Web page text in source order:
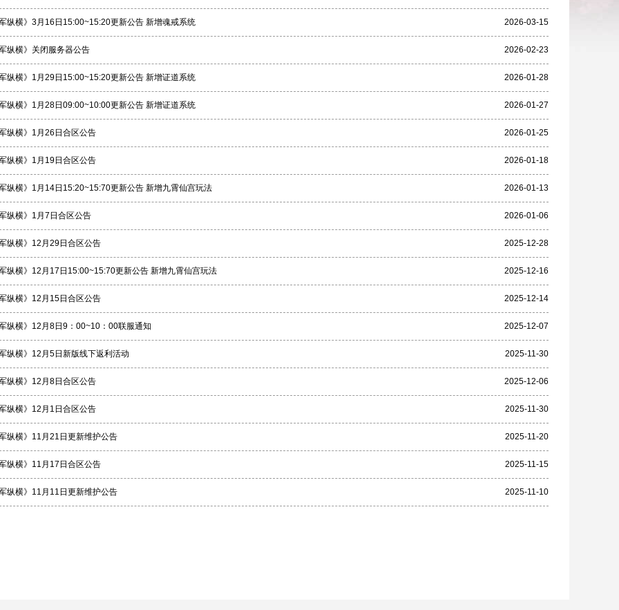
纵横》3月16日15:00~15:20更新公告 新增魂戒系统 2026-03-15
纵横》关闭服务器公告 2026-02-23
纵横》1月29日15:00~15:20更新公告 新增证道系统 2026-01-28
纵横》1月28日09:00~10:00更新公告 新增证道系统 2026-01-27
纵横》1月26日合区公告 2026-01-25
纵横》1月19日合区公告 2026-01-18
纵横》1月14日15:20~15:70更新公告 新增九霄仙宫玩法 2026-01-13
纵横》1月7日合区公告 2026-01-06
纵横》12月29日合区公告 2025-12-28
纵横》12月17日15:00~15:70更新公告 新增九霄仙宫玩法 2025-12-16
纵横》12月15日合区公告 2025-12-14
纵横》12月8日9：00~10：00联服通知 2025-12-07
纵横》12月5日新版线下返利活动 2025-11-30
纵横》12月8日合区公告 2025-12-06
纵横》12月1日合区公告 2025-11-30
纵横》11月21日更新维护公告 2025-11-20
纵横》11月17日合区公告 2025-11-15
纵横》11月11日更新维护公告 2025-11-10